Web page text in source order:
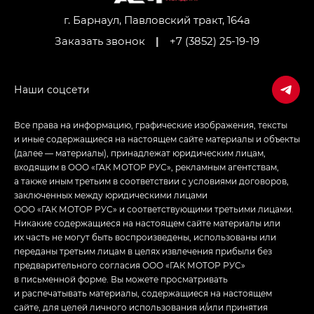
Джи Икс ПРЕМИУМ — GX PREMIUM, ЛАУНЖ —
LOUNGE
Empow — Эмпау (Empow) в комплектации
г. Барнаул, Павловский тракт, 164а
Заказать звонок
| +7 (3852) 25-19-19
Все права на информацию, графические изображения, тексты
и иные содержащиеся на настоящем сайте материалы и объекты
(далее — материалы), принадлежат юридическим лицам,
входящим в ООО «ГАК МОТОР РУС», рекламным агентствам,
а также иным третьим в соответствии с условиями договоров,
заключенных между юридическими лицами
ООО «ГАК МОТОР РУС» и соответствующими третьими лицами.
Никакие содержащиеся на настоящем сайте материалы или
их часть не могут быть воспроизведены, использованы или
переданы третьим лицам в целях извлечения прибыли без
предварительного согласия ООО «ГАК МОТОР РУС»
в письменной форме. Вы можете просматривать
и распечатывать материалы, содержащиеся на настоящем
сайте, для целей личного использования и/или принятия